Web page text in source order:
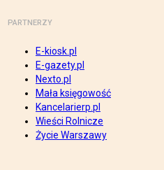
PARTNERZY
E-kiosk.pl
E-gazety.pl
Nexto.pl
Mała księgowość
Kancelarierp.pl
Wieści Rolnicze
Życie Warszawy